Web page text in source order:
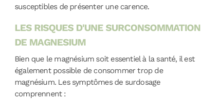
susceptibles de présenter une carence.
LES RISQUES D'UNE SURCONSOMMATION
DE MAGNESIUM
Bien que le magnésium soit essentiel à la santé, il est
également possible de consommer trop de
magnésium. Les symptômes de surdosage
comprennent :